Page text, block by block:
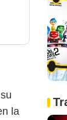
la